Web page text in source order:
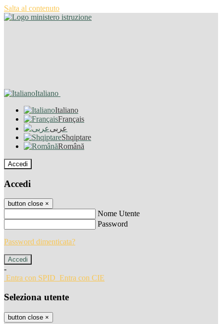
Salta al contenuto
Italiano
Italiano
Français
عربى
Shqiptare
Română
Accedi
Accedi
button close ×
Nome Utente
Password
Password dimenticata?
-
Entra con SPID Entra con CIE
Seleziona utente
button close ×